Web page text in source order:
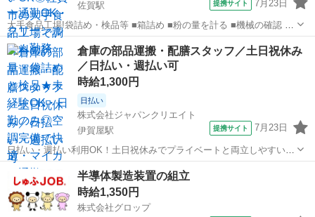
佐賀駅
提携サイト 7月23日
大手食品工場!袋詰め・検品等 ■箱詰め ■粉の量を計る ■機械の確認 ■
製品の運搬 ■シール貼り ■カンタンな業務ですので初めての方も大歓
迎! ■残業なしでプライベートの時間も確保◎ ■4勤2休でメリハリのあ
る働き方ができ...
佐賀 佐賀市 佐賀駅 仕分け
倉庫の部品運搬・配膳スタッフ／土日祝休み
／日払い・週払い可
時給1,300円
日払い
株式会社ジャパンクリエイト
伊賀屋駅
提携サイト 7月23日
日払い・週払い利用OK！土日祝休みでプライベートと両立しやすい職
場です／20代・30代・40代・50代在籍中 ＼株式会社ジャパンクリエイ
トの強み／ 【製造・物流に特化した圧倒的な専門性】 ジャパンクリエ
イトは、製造・物流...
佐賀 佐賀市 伊賀屋駅 仕分け
半導体製造装置の組立
時給1,350円
株式会社グロップ